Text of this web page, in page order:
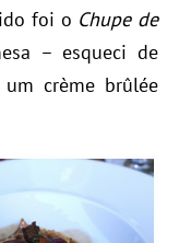
foi o Chupe de
– esqueci de
crème brûlée